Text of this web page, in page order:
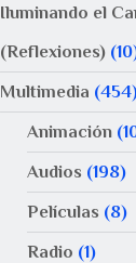
Iluminando el
(Reflexiones)
Multimedia
Animación
Audios (198)
Películas (8)
Radio (1)